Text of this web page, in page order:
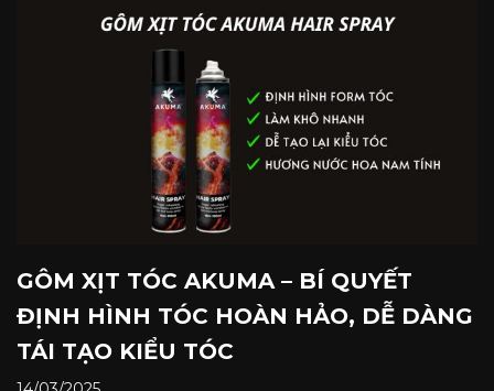
GÔM XỊT TÓC AKUMA – BÍ QUYẾT
ĐỊNH HÌNH TÓC HOÀN HẢO, DỄ DÀNG
TÁI TẠO KIỂU TÓC